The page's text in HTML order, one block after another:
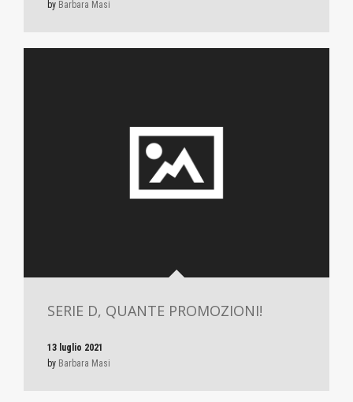
by Barbara Masi
SERIE D, QUANTE PROMOZIONI!
13 luglio 2021
by Barbara Masi